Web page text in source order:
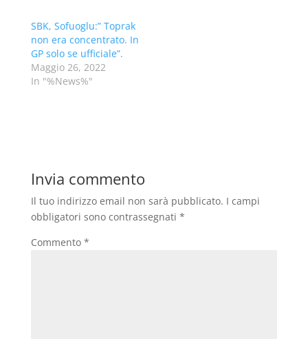
SBK, Sofuoglu:” Toprak
non era concentrato. In
GP solo se ufficiale”.
Maggio 26, 2022
In "%News%"
Invia commento
Il tuo indirizzo email non sarà pubblicato. I campi
obbligatori sono contrassegnati *
Commento *